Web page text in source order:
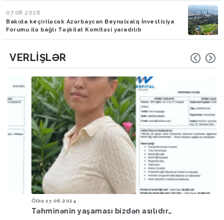
07.08.2026
Bakıda keçiriləcək Azərbaycan Beynəlxalq İnvestisiya
Forumu ilə bağlı Təşkilat Komitəsi yaradılıb
VERLIŞLƏR
17.06.2024
Təhminənin yaşaması bizdən asılıdır…